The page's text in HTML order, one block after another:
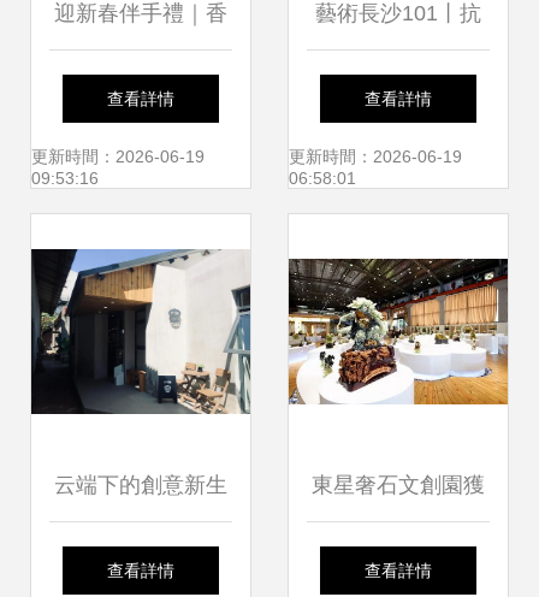
迎新春伴手禮｜香
山文創，給你一個
文化年
查看詳情
更新時間：2026-06-19
09:53:16
藝術長沙101丨抗
擊疫情主題文藝創
作輯錄61 以市場營
化傳播
查看詳情
更新時間：2026-06-19
06:58:01
云端下的創意新生
探秘成都藏身飛機
查看詳情
東星奢石文創園獲
評省級觀光工廠，
查看詳情